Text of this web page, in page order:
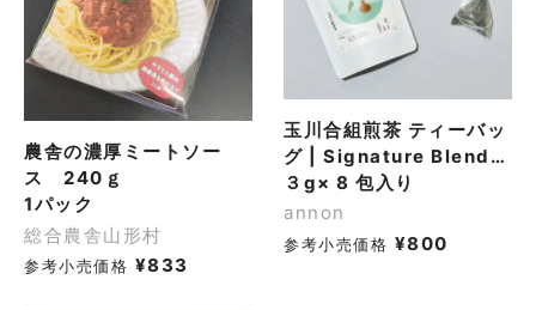
農舎の濃厚ミートソー
ス 240ｇ
1パック
総合農舎山形村
参考小売価格 ¥833
玉川合組煎茶 ティーバッ
グ | Signature Blend
Tea Bag
３g× 8 包入り
annon
参考小売価格 ¥800